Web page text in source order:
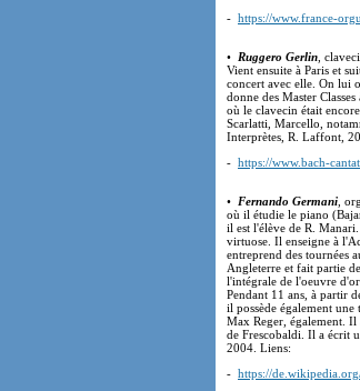
- https://www.france-
• Ruggero Gerlin ,
Vient ensuite à Paris et
concert avec elle. On lui
donne des Master
où le clavecin était
Scarlatti, Marcello,
Interprètes, R. Laffont,
- https://www.bach-
• Fernando Germani ,
où il étudie le piano
il est l'élève de R.
virtuose. Il enseigne à
entreprend des tournées
Angleterre et fait partie
l'intégrale de l'oeuvre
Pendant 11 ans, à partir
il possède également
Max Reger, également.
de Frescobaldi. Il a écrit
2004. Liens:
- https://